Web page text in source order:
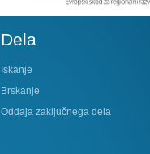
Dela
Iskanje
Brskanje
Oddaja zaključnega dela